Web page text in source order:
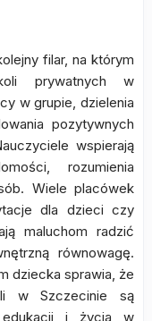
filar, na którym
prywatnych w
w grupie, dzielenia
pozytywnych
wspierają
rozumienia
Wiele placówek
dla dzieci czy
maluchom radzić
równowagę.
dziecka sprawia, że
w Szczecinie są
edukacji i życia w